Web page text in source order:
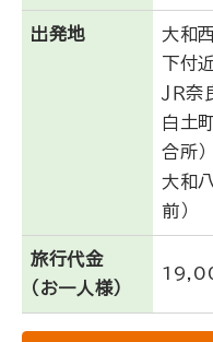
出発地
大和
下付近
ＪＲ奈
白土
合所）
大和
前）
旅行代金
（お一人様）